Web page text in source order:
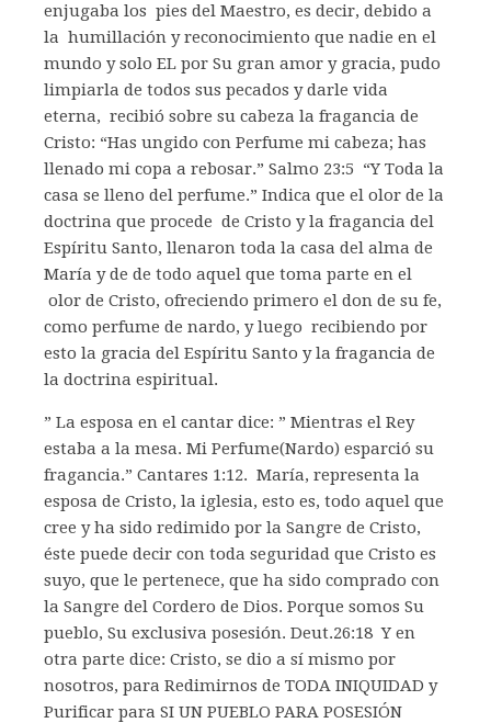
enjugaba los pies del Maestro, es decir, debido a
la humillación y reconocimiento que nadie en el
mundo y solo EL por Su gran amor y gracia, pudo
limpiarla de todos sus pecados y darle vida
eterna, recibió sobre su cabeza la fragancia de
Cristo: “Has ungido con Perfume mi cabeza; has
llenado mi copa a rebosar.” Salmo 23:5 “Y Toda la
casa se lleno del perfume.” Indica que el olor de la
doctrina que procede de Cristo y la fragancia del
Espíritu Santo, llenaron toda la casa del alma de
María y de de todo aquel que toma parte en el
olor de Cristo, ofreciendo primero el don de su fe,
como perfume de nardo, y luego recibiendo por
esto la gracia del Espíritu Santo y la fragancia de
la doctrina espiritual.
” La esposa en el cantar dice: ” Mientras el Rey
estaba a la mesa. Mi Perfume(Nardo) esparció su
fragancia.” Cantares 1:12. María, representa la
esposa de Cristo, la iglesia, esto es, todo aquel que
cree y ha sido redimido por la Sangre de Cristo,
éste puede decir con toda seguridad que Cristo es
suyo, que le pertenece, que ha sido comprado con
la Sangre del Cordero de Dios. Porque somos Su
pueblo, Su exclusiva posesión. Deut.26:18 Y en
otra parte dice: Cristo, se dio a sí mismo por
nosotros, para Redimirnos de TODA INIQUIDAD y
Purificar para SI UN PUEBLO PARA POSESIÓN